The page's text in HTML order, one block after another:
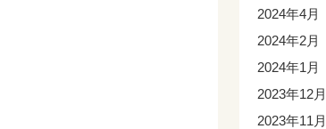
2024年4月
2024年2月
2024年1月
2023年12月
2023年11月